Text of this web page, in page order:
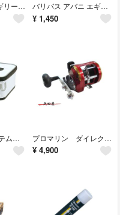
マルキュー エギリー ダートマックスTRZ 3.5号 30g TZ06 オレンジヘッド/ダークグリーンボーダーレッド 3本 バリバス アバニ エギング ショックリーダー フロロカーボン 2号 (5293)
¥ 1,450
マルキュー システムクールポーチ MQ-02 (4551) プロマリン ダイレクトハンター船 DH-800N (282787)
¥ 4,900